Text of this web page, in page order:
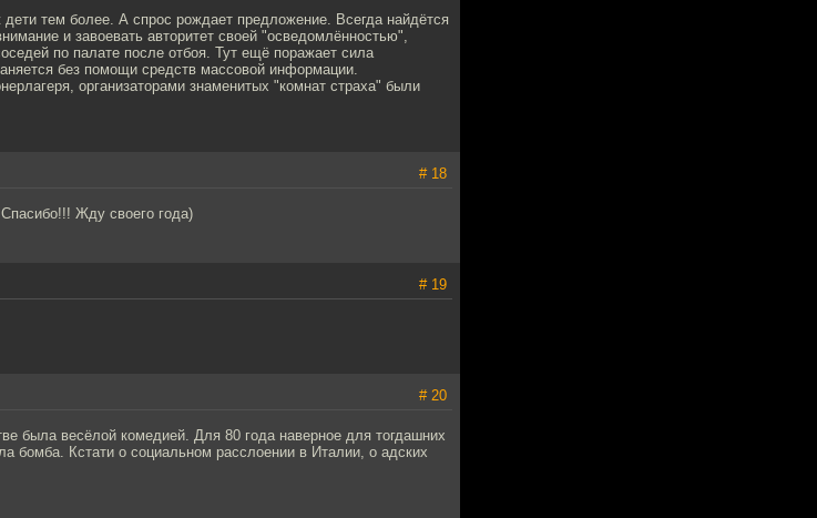
тем более. А спрос рождает предложение. Всегда найдётся
и завоевать авторитет своей "осведомлённостью",
по палате после отбоя. Тут ещё поражает сила
без помощи средств массовой информации.
организаторами знаменитых "комнат страха" были
# 18
Жду своего года)
# 19
# 20
была весёлой комедией. Для 80 года наверное для тогдашних
бомба. Кстати о социальном расслоении в Италии, о адских